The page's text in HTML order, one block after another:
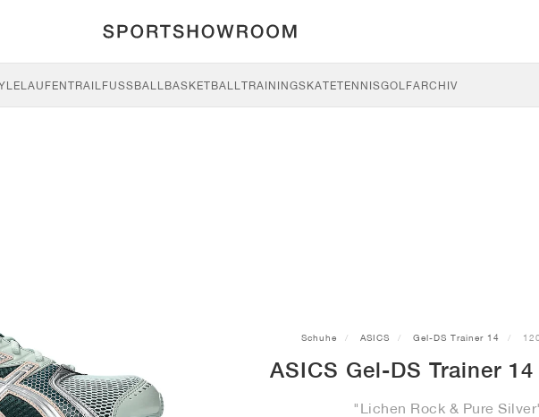
LAUFENTRAILFUSSBALL BASKETBALLTRAININGSKATETENNISGOLFARCHIV
Schuhe ASICS Gel-DS Trainer 14
ASICS Gel-DS Trainer
"Lichen Rock & Pure